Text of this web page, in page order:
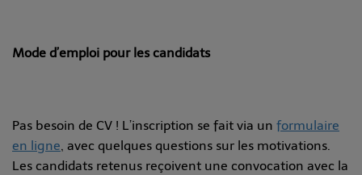
Mode d’emploi pour les candidats
Pas besoin de CV ! L’inscription se fait via un formulaire
en ligne, avec quelques questions sur les motivations.
Les candidats retenus reçoivent une convocation avec la